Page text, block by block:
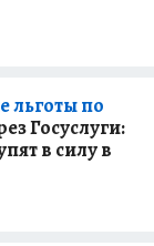
льготы по
Госуслуги:
в силу в